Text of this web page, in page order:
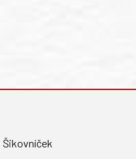
Šikovníček